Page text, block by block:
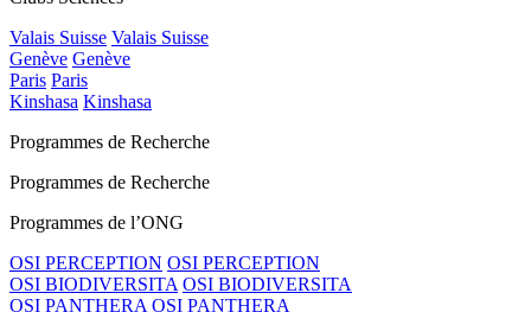
Valais Suisse Valais Suisse
Genève Genève
Paris Paris
Kinshasa Kinshasa
Programmes de Recherche
Programmes de Recherche
Programmes de l’ONG
OSI PERCEPTION OSI PERCEPTION
OSI BIODIVERSITA OSI BIODIVERSITA
OSI PANTHERA OSI PANTHERA